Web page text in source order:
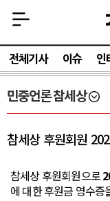
전체기사 이슈 인
민중언론 참세상
참세상 후원회원
참세상 후원회원으로
에 대한 후원금 영수증